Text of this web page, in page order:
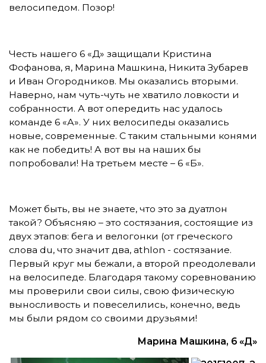
велосипедом. Позор!
Честь нашего 6 «Д» защищали Кристина
Фофанова, я, Марина Машкина, Никита Зубарев
и Иван Огородников. Мы оказались вторыми.
Наверно, нам чуть-чуть не хватило ловкости и
собранности. А вот опередить нас удалось
команде 6 «А». У них велосипеды оказались
новые, современные. С таким стальными конями
как не победить! А вот вы на наших бы
попробовали! На третьем месте – 6 «Б».
Может быть, вы не знаете, что это за дуатлон
такой? Объясняю – это состязания, состоящие из
двух этапов: бега и велогонки (от греческого
слова du, что значит два, athlon - состязание.
Первый круг мы бежали, а второй преодолевали
на велосипеде. Благодаря такому соревнованию
мы проверили свои силы, свою физическую
выносливость и повеселились, конечно, ведь
мы были рядом со своими друзьями!
Марина Машкина, 6 «Д»